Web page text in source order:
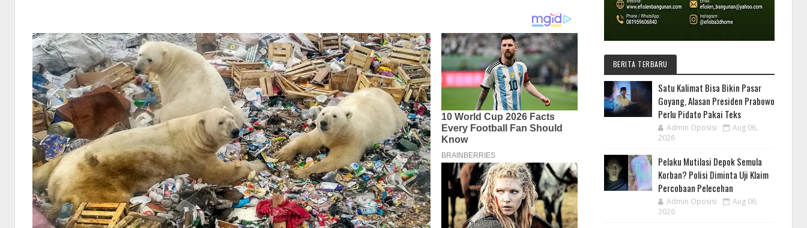
BERITA TERBARU
Satu Kalimat Bisa Bikin Pasar
Goyang, Alasan Presiden Prabowo
Perlu Pidato Pakai Teks
Admin Oposisi
Aug 06,
2026
Pelaku Mutilasi Depok Semula
Korban? Polisi Diminta Uji Klaim
Percobaan Pelecehan
Admin Oposisi
Aug 06,
2026